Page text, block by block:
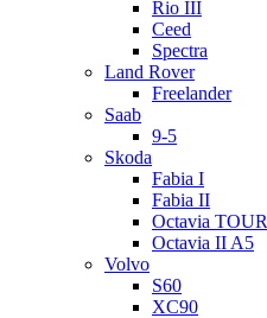
Rio III
Ceed
Spectra
Land Rover
Freelander
Saab
9-5
Skoda
Fabia I
Fabia II
Octavia TOUR
Octavia II A5
Volvo
S60
XC90